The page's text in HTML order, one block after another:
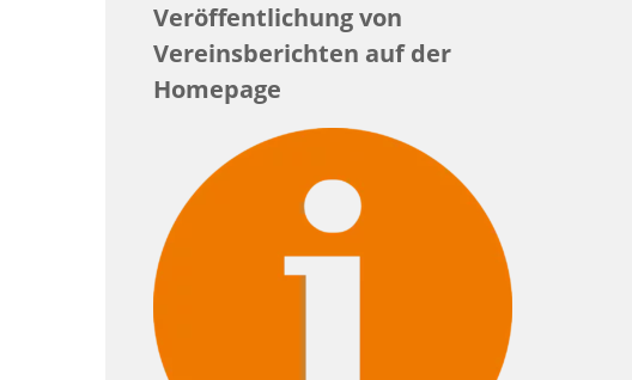
Veröffentlichung von
Vereinsberichten auf der
Homepage